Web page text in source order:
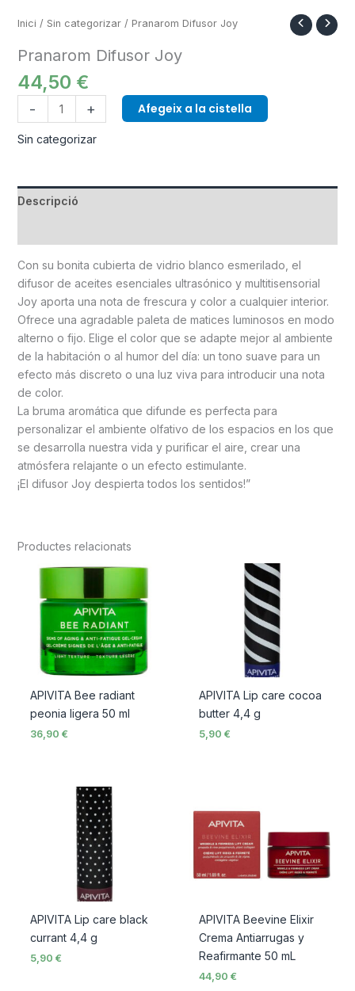
Inici / Sin categorizar/ Pranarom Difusor Joy
Pranarom Difusor Joy
44,50 €
- + Afegeix a la cistella
Sin categorizar
Descripció
Con su bonita cubierta de vidrio blanco esmerilado, el
difusor de aceites esenciales ultrasónico y multitisensorial
Joy aporta una nota de frescura y color a cualquier interior.
Ofrece una agradable paleta de matices luminosos en modo
alterno o fijo. Elige el color que se adapte mejor al ambiente
de la habitación o al humor del día: un tono suave para un
efecto más discreto o una luz viva para introducir una nota
de color.
La bruma aromática que difunde es perfecta para
personalizar el ambiente olfativo de los espacios en los que
se desarrolla nuestra vida y purificar el aire, crear una
atmósfera relajante o un efecto estimulante.
¡El difusor Joy despierta todos los sentidos!”
Productes relacionats
APIVITA Bee radiant
peonia ligera 50 ml
36,90€
APIVITA Lip care cocoa
butter 4,4 g
5,90 €
APIVITA Lip care black
currant 4,4 g
5,90€
APIVITA Beevine Elixir
Crema Antiarrugas y
Reafirmante 50 mL
44,90 €